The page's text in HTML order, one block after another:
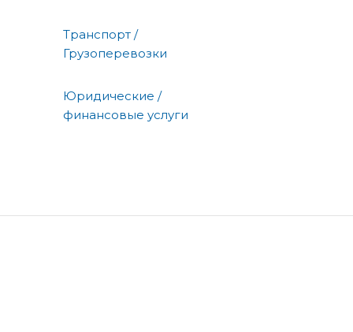
Транспорт /
Грузоперевозки
Юридические /
финансовые услуги